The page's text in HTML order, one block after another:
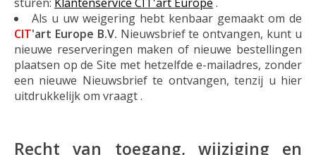
Als u uw weigering hebt kenbaar gemaakt om de
CIT'art Europe B.V. Nieuwsbrief te ontvangen, kunt u
nieuwe reserveringen maken of nieuwe bestellingen
plaatsen op de Site met hetzelfde e-mailadres, zonder
een nieuwe Nieuwsbrief te ontvangen, tenzij u hier
uitdrukkelijk om vraagt .
Recht van toegang, wijziging en